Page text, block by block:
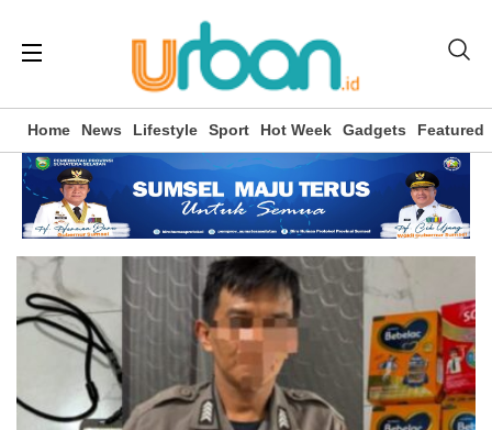
Home News Lifestyle Sport Hot Week Gadgets Featured